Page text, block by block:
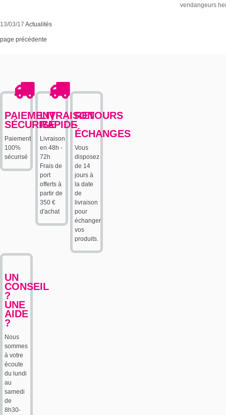
vendangeurs
13/03/17 Actualités
page précédente
PAIEMENT
SÉCURISÉ
Paiement
100%
sécurisé
LIVRAISON
RAPIDE
Livraison
en 48h -
72h
Frais de
port
offerts à
partir de
350 €
d'achat
RETOURS
-
ÉCHANGES
Vous
disposez
de 14
jours à
la date
de
livraison
pour
échanger
vos
produits.
UN
CONSEIL
?
UNE
AIDE
?
Nous
sommes
à votre
écoute
du lundi
au
samedi
de
8h30-